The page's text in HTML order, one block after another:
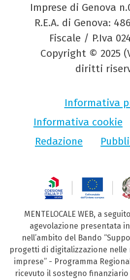
Imprese di Genova
R.E.A. di Genova:
Fiscale / P.Iva
Copyright © 2025
diritti
Informativa
Informativa cookie
Redazione
MENTELOCALE WEB, a
agevolazione presentata
nell’ambito del Bando
progetti di digitalizzazione nelle
imprese” - Programma
ricevuto il sostegno finanziario